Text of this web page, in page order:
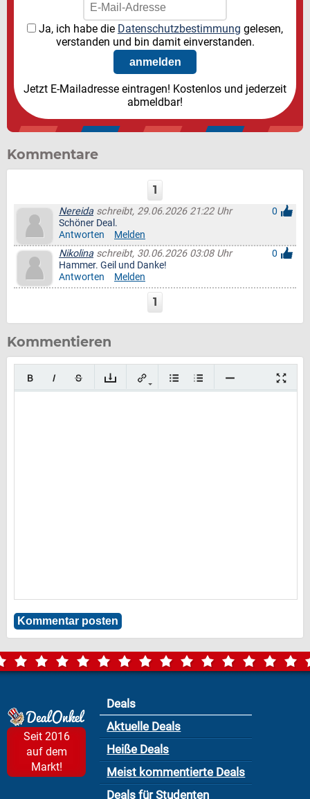
Ja, ich habe die Datenschutzbestimmung gelesen,
verstanden und bin damit einverstanden.
Jetzt E-Mailadresse eintragen! Kostenlos und jederzeit
abmeldbar!
Kommentare
1
Nereida schreibt, 29.06.2026 21:22 Uhr
0
Schöner Deal.
Antworten
Melden
Nikolinaschreibt, 30.06.2026 03:08 Uhr
0
Hammer. Geil und Danke!
Antworten
Melden
1
Kommentieren
Seit 2016
auf dem
Markt!
Deals
Aktuelle Deals
Heiße Deals
Meist kommentierte Deals
Deals für Studenten